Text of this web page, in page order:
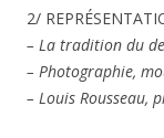
2/
– La tradition du
– Photographie,
– Louis Rousseau,